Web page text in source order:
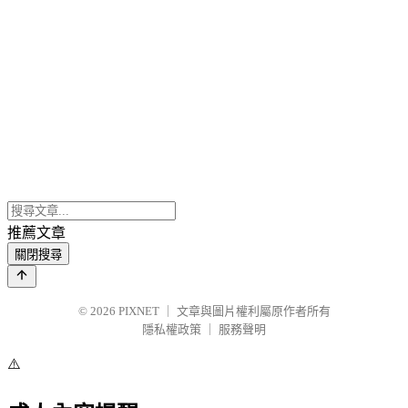
推薦文章
關閉搜尋
© 2026 PIXNET
文章與圖片權利屬原作者所有
隱私權政策
服務聲明
⚠️